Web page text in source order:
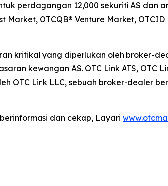
perdagangan 12,000 sekuriti AS dan
OTCQB® Venture Market,
kritikal yang diperlukan oleh broker-
kewangan AS. OTC Link ATS, OTC
OTC Link LLC, sebuah broker-dealer
dan cekap, Layari